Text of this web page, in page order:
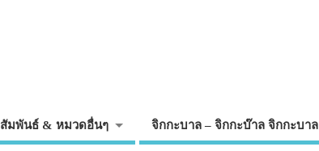
มพันธ์ & หมวดอื่นๆ จิกกะบาล – จิกกะบ๊าล จิกกะบาล